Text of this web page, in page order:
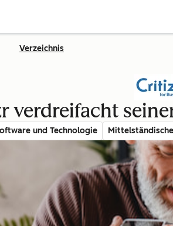
Verzeichnis
verdreifacht
und Technologie